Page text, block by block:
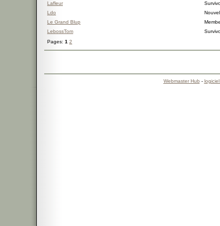
Lafleur
Ldo
Le Grand Blup
LebossTom
Pages: 1 2
Webmaster Hub -